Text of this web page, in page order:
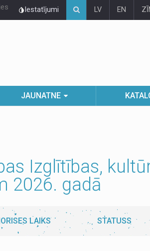
Iestatījumi LV EN
JAUNATNE
Izglītības,
2026. gadā
LAIKS STATUSS